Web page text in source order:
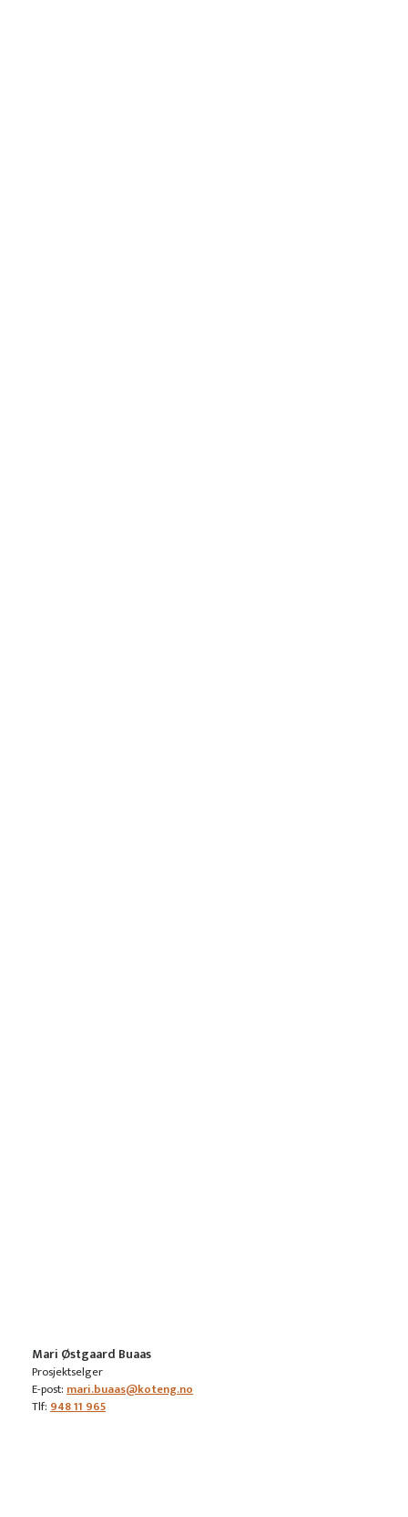
Mari Østgaard Buaas
Prosjektselger
E-post:mari.buaas@koteng.no
Tlf:948 11 965